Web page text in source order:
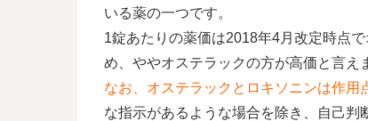
いる薬の一つです。
1錠あたりの薬価は2018年4月改定時点
め、ややオステラックの方が高価と言え
なお、オステラックとロキソニンは作用
な指示があるような場合を除き、自己判